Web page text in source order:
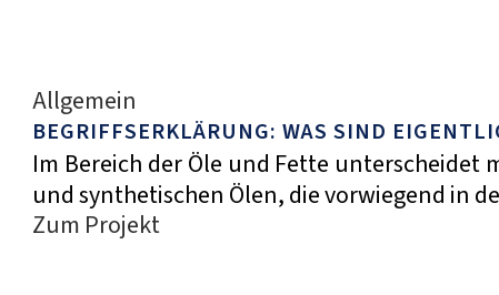
Allgemein
BEGRIFFSERKLÄRUNG: WAS SIND
Im Bereich der Öle und Fette unterscheidet
und synthetischen Ölen, die vorwiegend in
Zum Projekt